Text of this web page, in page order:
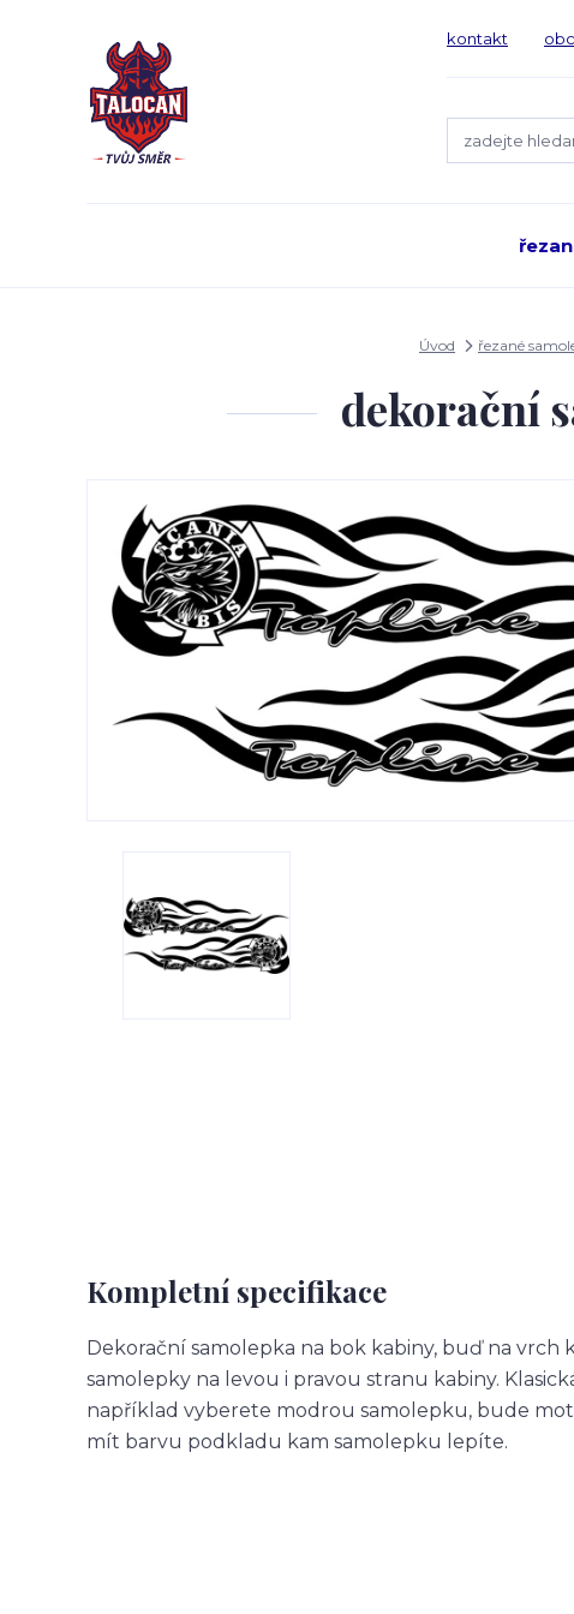
kontakt
Úvod řezané
dekorační
Kompletní specifikace
Dekorační samolepka na bok kabiny, buď na vrch
samolepky na levou i pravou stranu kabiny.
například vyberete modrou samolepku, bude
mít barvu podkladu kam samolepku lepíte.